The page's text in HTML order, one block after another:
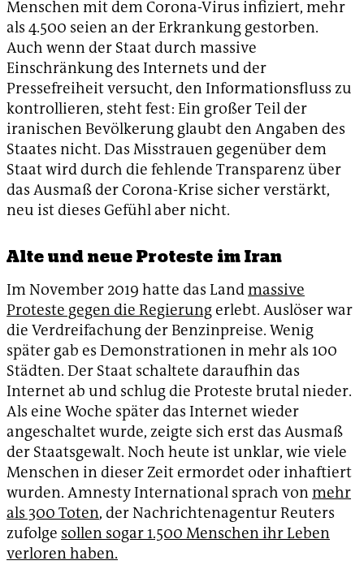
Menschen mit dem Corona-Virus infiziert, mehr
als 4.500 seien an der Erkrankung gestorben.
Auch wenn der Staat durch massive
Einschränkung des Internets und der
Pressefreiheit versucht, den Informationsfluss zu
kontrollieren, steht fest: Ein großer Teil der
iranischen Bevölkerung glaubt den Angaben des
Staates nicht. Das Misstrauen gegenüber dem
Staat wird durch die fehlende Transparenz über
das Ausmaß der Corona-Krise sicher verstärkt,
neu ist dieses Gefühl aber nicht.
Alte und neue Proteste im Iran
Im November 2019 hatte das Landmassive
Proteste gegen die Regierung erlebt. Auslöser war
die Verdreifachung der Benzinpreise. Wenig
später gab es Demonstrationen in mehr als 100
Städten. Der Staat schaltete daraufhin das
Internet ab und schlug die Proteste brutal nieder.
Als eine Woche später das Internet wieder
angeschaltet wurde, zeigte sich erst das Ausmaß
der Staatsgewalt. Noch heute ist unklar, wie viele
Menschen in dieser Zeit ermordet oder inhaftiert
wurden. Amnesty International sprach vonmehr
als 300 Toten, der Nachrichtenagentur Reuters
zufolge sollen sogar 1.500 Menschen ihr Leben
verloren haben.